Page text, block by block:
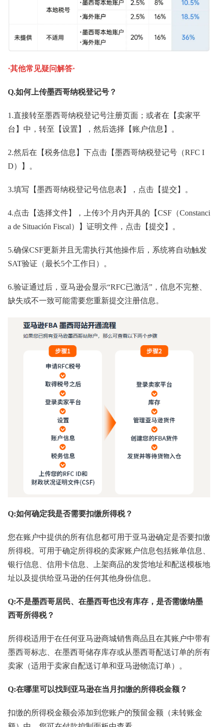
·其他常见疑问解答·
Q.如何上传墨西哥纳税登记号？
1.直接转至墨西哥纳税登记号注册页面；或者在【卖家平
台】中，转至【设置】，然后选择【账户信息】。
2.然后在【税务信息】下点击【墨西哥纳税登记号（RFC I
D）】。
3.填写【墨西哥纳税登记号信息表】，点击【提交】。
4.点击【选择文件】，上传3个月内开具的【CSF（Constanci
a de Situación Fiscal）】证明文件，点击【提交】。
5.确保CSF更新并且无需执行其他操作后，系统将自动触发
SAT验证（最长5个工作日）。
6.验证通过后，亚马逊会显示“RFC已激活”，信息不完整、
缺失或不一致可能需要您重新提交注册信息。
Q:如何确定我是否需要扣缴所得税？
您在账户中提供的所有信息都可用于亚马逊确定是否要扣缴
所得税。可用于确定所得税的卖家账户信息包括账单信息、
银行信息、信用卡信息、上架商品的发货地址和配送模板地
址以及提供给亚马逊的任何其他身份信息。
Q:不是墨西哥居民、在墨西哥也没有库存，是否需缴纳墨
西哥所得税？
所得税适用于在任何亚马逊商城销售商品且在其账户中带有
墨西哥标志、在墨西哥储存库存或从墨西哥配送订单的所有
卖家（适用于卖家自配送订单和亚马逊物流订单）。
Q:在哪里可以找到亚马逊在当月扣缴的所得税金额？
扣缴的所得税金额会添加到您账户的预留金额（未转账金